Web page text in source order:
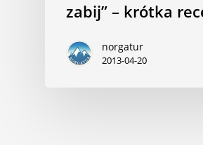
zabij” – krótka
norgatur
2013-04-20